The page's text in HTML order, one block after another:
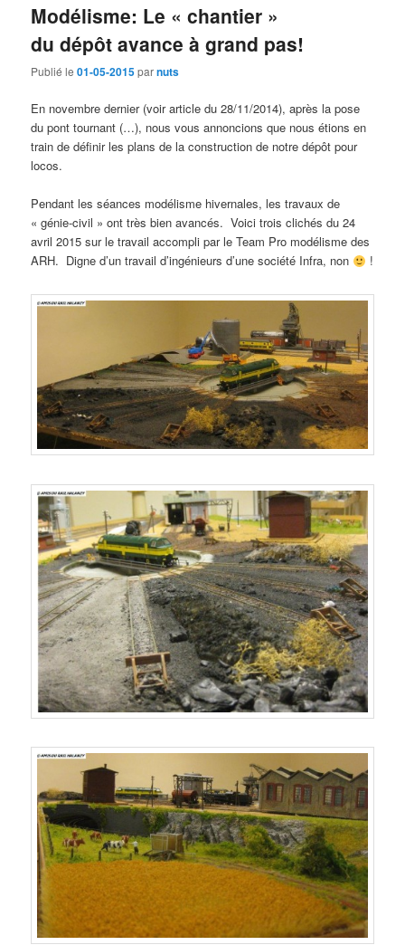
Modélisme: Le « chantier »
du dépôt avance à grand pas!
Publié le01-05-2015parnuts
En novembre dernier (voir article du 28/11/2014), après la pose
du pont tournant (…), nous vous annoncions que nous étions en
train de définir les plans de la construction de notre dépôt pour
locos.
Pendant les séances modélisme hivernales, les travaux de
« génie-civil » ont très bien avancés. Voici trois clichés du 24
avril 2015 sur le travail accompli par le Team Pro modélisme des
ARH. Digne d’un travail d’ingénieurs d’une société Infra, non
!